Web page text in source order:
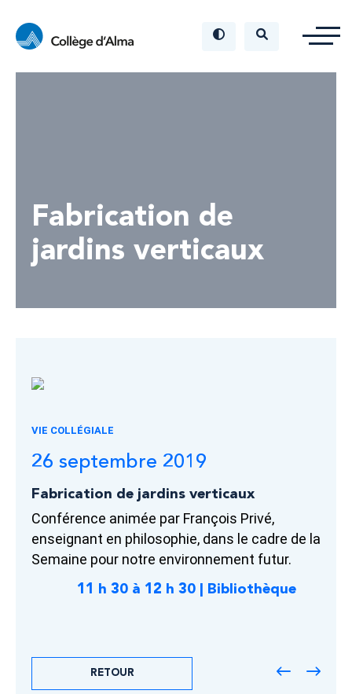
Fabrication de
jardins verticaux
VIE COLLÉGIALE
26 septembre 2019
Fabrication de jardins verticaux
Conférence animée par François Privé,
enseignant en philosophie, dans le cadre de la
Semaine pour notre environnement futur.
11 h 30 à 12 h 30 | Bibliothèque
RETOUR